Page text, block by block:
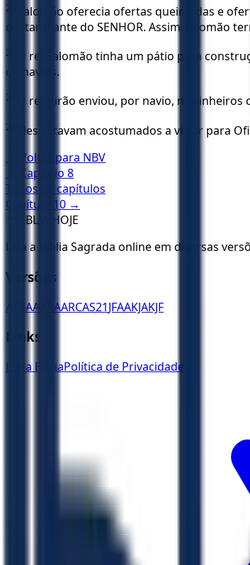
25
Salomão oferecia ofertas queimadas e
o altar diante do SENHOR. Assim Salomão
26
O rei Salomão tinha um pátio para
de navios.
27 O rei Hirão enviou, por navio,
28
Eles estavam acostumados a viajar para
← Voltar para NBV
← Capítulo 8
Todos os capítulos
Capítulo
10 →
BÍBLIA HOJE
Leia a Bíblia Sagrada online em diversas
Versões
ACFAA ARAARCAS21JFAAKJAKJF
Links
Ler a BíbliaPolítica de Privacidade